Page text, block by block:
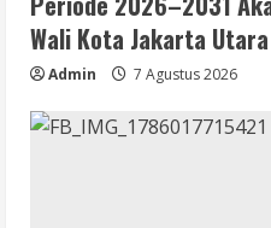
Wali Kota Jakarta Utara
Admin 7 Agustus 2026